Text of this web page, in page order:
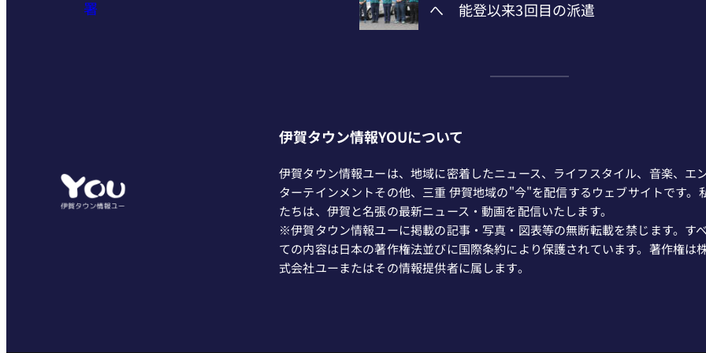
署
伊賀タウン情報YOUについて
伊賀タウン情報ユーは、地域に密着したニュース、ライフスタイル、音楽、エ
ターテインメントその他、三重 伊賀地域の"今"を配信するウェブサイトです。
たちは、伊賀と名張の最新ニュース・動画を配信いたします。
※伊賀タウン情報ユーに掲載の記事・写真・図表等の無断転載を禁じます。すべ
ての内容は日本の著作権法並びに国際条約により保護されています。著作権は
式会社ユーまたはその情報提供者に属します。